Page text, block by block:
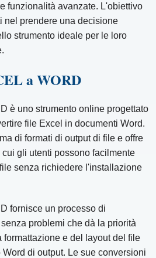
funzionalità avanzate. L'obiettivo
nel prendere una decisione
strumento ideale per le loro
a WORD
è uno strumento online progettato
file Excel in documenti Word.
di formati di output di file e offre
gli utenti possono facilmente
senza richiedere l'installazione
fornisce un processo di
problemi che dà la priorità
e del layout del file
di output. Le sue conversioni